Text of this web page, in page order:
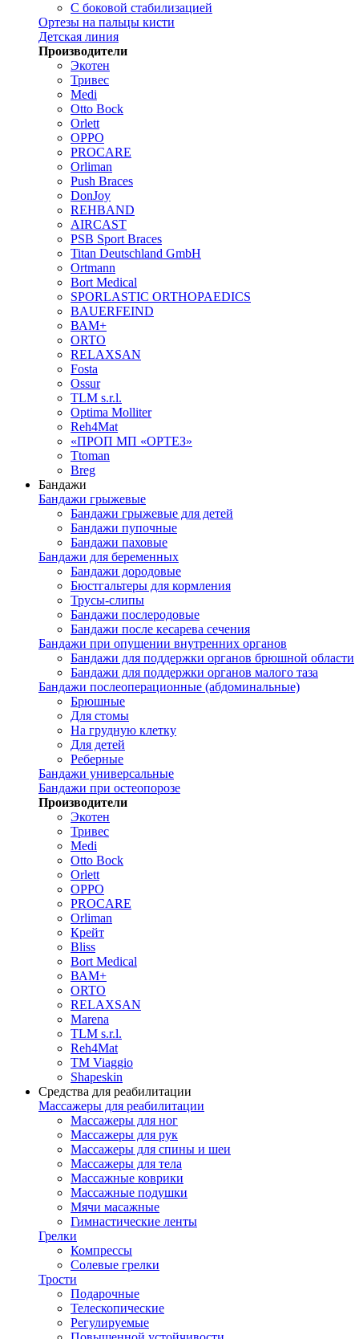
С боковой стабилизацией
Ортезы на пальцы кисти
Детская линия
Производители
Экотен
Тривес
Medi
Otto Bock
Orlett
OPPO
PROCARE
Orliman
Push Braces
DonJoy
REHBAND
AIRCAST
PSB Sport Braces
Titan Deutschland GmbH
Ortmann
Bort Medical
SPORLASTIC ORTHOPAEDICS
BAUERFEIND
ВАМ+
ORTO
RELAXSAN
Fosta
Ossur
TLM s.r.l.
Optima Molliter
Reh4Mat
«ПРОП МП «ОРТЕЗ»
Ttoman
Breg
Бандажи
Бандажи грыжевые
Бандажи грыжевые для детей
Бандажи пупочные
Бандажи паховые
Бандажи для беременных
Бандажи дородовые
Бюстгальтеры для кормления
Трусы-слипы
Бандажи послеродовые
Бандажи после кесарева сечения
Бандажи при опущении внутренних органов
Бандажи для поддержки органов брюшной области
Бандажи для поддержки органов малого таза
Бандажи послеоперационные (абдоминальные)
Брюшные
Для стомы
На грудную клетку
Для детей
Реберные
Бандажи универсальные
Бандажи при остеопорозе
Производители
Экотен
Тривес
Medi
Otto Bock
Orlett
OPPO
PROCARE
Orliman
Крейт
Bliss
Bort Medical
ВАМ+
ORTO
RELAXSAN
Marena
TLM s.r.l.
Reh4Mat
TM Viaggio
Shapeskin
Средства для реабилитации
Массажеры для реабилитации
Массажеры для ног
Массажеры для рук
Массажеры для спины и шеи
Массажеры для тела
Массажные коврики
Массажные подушки
Мячи масажные
Гимнастические ленты
Грелки
Компрессы
Солевые грелки
Трости
Подарочные
Телескопические
Регулируемые